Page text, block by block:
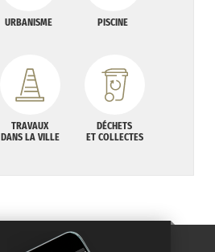
URBANISME PISCINE
TRAVAUX
DANS LA VILLE
DÉCHETS
ET COLLECTES